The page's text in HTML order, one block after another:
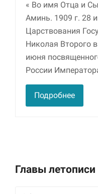
« Во имя Отца и
Аминь. 1909 г. 28
Царствования
Николая Второго
июня
России
Подробнее
Главы летописи